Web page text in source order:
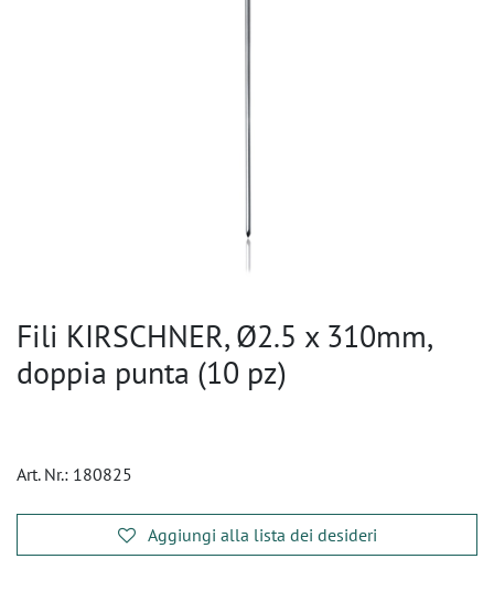
Fili KIRSCHNER, Ø2.5 x 310mm,
doppia punta (10 pz)
Art. Nr.: 180825
Aggiungi alla lista dei desideri